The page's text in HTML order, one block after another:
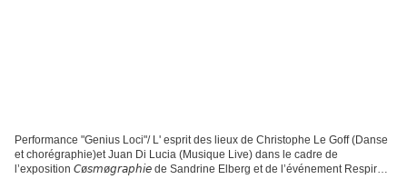
Performance "Genius Loci"/ L' esprit des lieux de Christophe Le Goff (Danse
et chorégraphie)et Juan Di Lucia (Musique Live) dans le cadre de
l’exposition 𝘊ø𝘴𝘮ø𝘨𝘳𝘢𝘱𝘩𝘪𝘦 de Sandrine Elberg et de l’événement Respirez